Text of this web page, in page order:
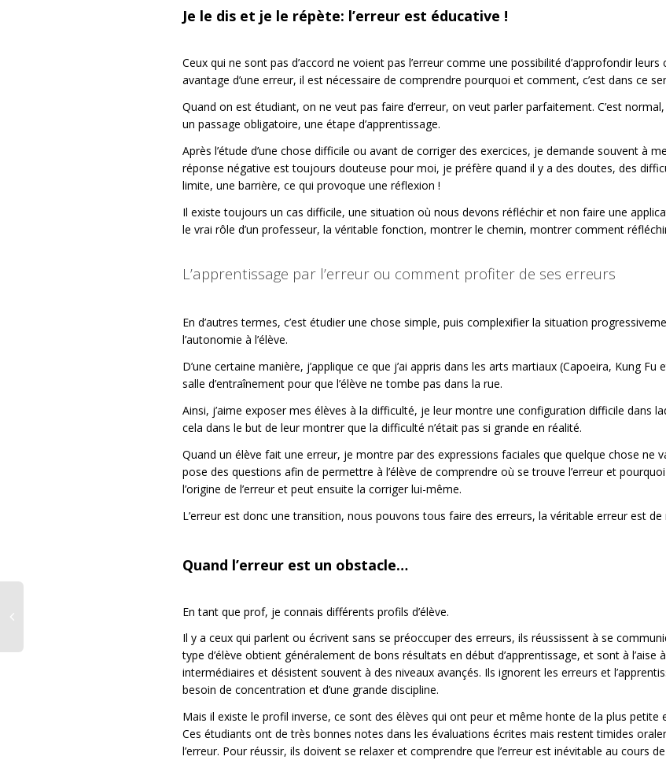
Je le dis et je le répète: l’erreur est éducative !
Ceux qui ne sont pas d’accord ne voient pas l’erreur comme une possibilité d’approfondir
avantage d’une erreur, il est nécessaire de comprendre pourquoi et comment, c’est dans ce
Quand on est étudiant, on ne veut pas faire d’erreur, on veut parler parfaitement. C’est
un passage obligatoire, une étape d’apprentissage.
Après l’étude d’une chose difficile ou avant de corriger des exercices, je demande souvent à
réponse négative est toujours douteuse pour moi, je préfère quand il y a des doutes, des
limite, une barrière, ce qui provoque une réflexion !
Il existe toujours un cas difficile, une situation où nous devons réfléchir et non faire une
le vrai rôle d’un professeur, la véritable fonction, montrer le chemin, montrer comment
L’apprentissage par l’erreur ou comment profiter de ses erreurs
En d’autres termes, c’est étudier une chose simple, puis complexifier la situation
l’autonomie à l’élève.
D’une certaine manière, j’applique ce que j’ai appris dans les arts martiaux (Capoeira, Kung
salle d’entraînement pour que l’élève ne tombe pas dans la rue.
Ainsi, j’aime exposer mes élèves à la difficulté, je leur montre une configuration difficile dans
cela dans le but de leur montrer que la difficulté n’était pas si grande en réalité.
Quand un élève fait une erreur, je montre par des expressions faciales que quelque chose ne
pose des questions afin de permettre à l’élève de comprendre où se trouve l’erreur et
l’origine de l’erreur et peut ensuite la corriger lui-même.
L’erreur est donc une transition, nous pouvons tous faire des erreurs, la véritable erreur est
Quand l’erreur est un obstacle…
En tant que prof, je connais différents profils d’élève.
Il y a ceux qui parlent ou écrivent sans se préoccuper des erreurs, ils réussissent à se
type d’élève obtient généralement de bons résultats en début d’apprentissage, et sont à
intermédiaires et désistent souvent à des niveaux avançés. Ils ignorent les erreurs et
besoin de concentration et d’une grande discipline.
Mais il existe le profil inverse, ce sont des élèves qui ont peur et même honte de la plus
Ces étudiants ont de très bonnes notes dans les évaluations écrites mais restent timides
l’erreur. Pour réussir, ils doivent se relaxer et comprendre que l’erreur est inévitable au cours